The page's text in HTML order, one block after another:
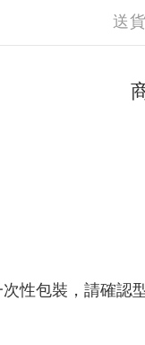
送
性包裝，請確認